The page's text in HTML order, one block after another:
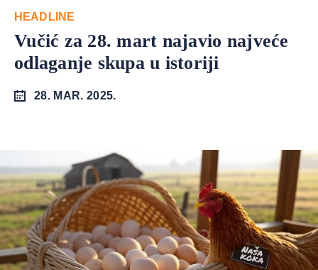
HEADLINE
Vučić za 28. mart najavio najveće
odlaganje skupa u istoriji
28. MAR. 2025.